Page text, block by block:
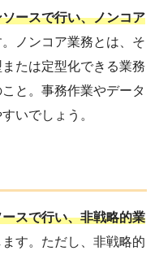
ースで行い、ノンコア
。ノンコア業務とは、そ
たは定型化できる業務
と。事務作業やデータ
いでしょう。
スで行い、非戦略的業
ます。ただし、非戦略的